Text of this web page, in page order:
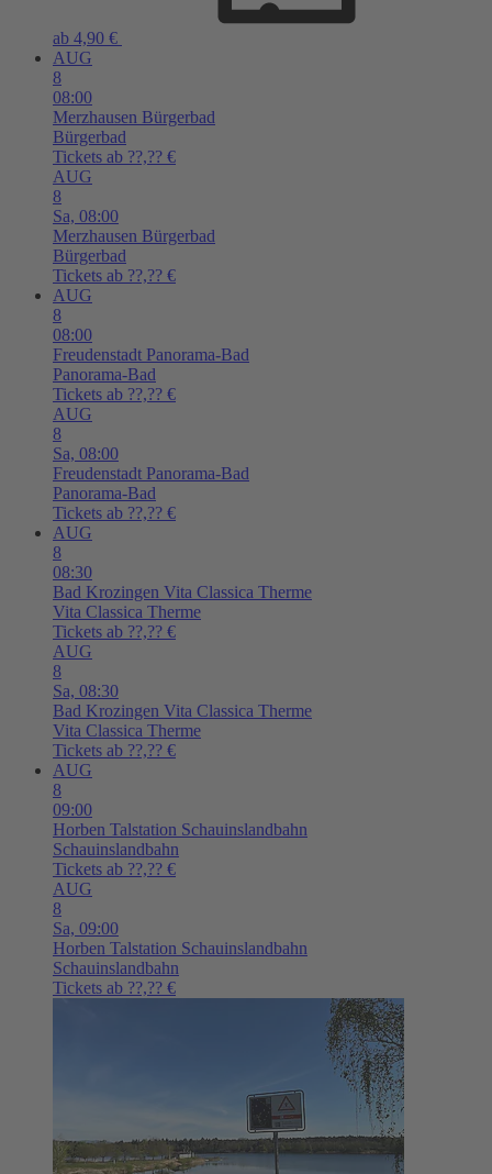
ab 4,90 €
AUG
8
08:00
Merzhausen Bürgerbad
Bürgerbad
Tickets ab ??,?? €
AUG
8
Sa, 08:00
Merzhausen Bürgerbad
Bürgerbad
Tickets ab ??,?? €
AUG
8
08:00
Freudenstadt Panorama-Bad
Panorama-Bad
Tickets ab ??,?? €
AUG
8
Sa, 08:00
Freudenstadt Panorama-Bad
Panorama-Bad
Tickets ab ??,?? €
AUG
8
08:30
Bad Krozingen Vita Classica Therme
Vita Classica Therme
Tickets ab ??,?? €
AUG
8
Sa, 08:30
Bad Krozingen Vita Classica Therme
Vita Classica Therme
Tickets ab ??,?? €
AUG
8
09:00
Horben Talstation Schauinslandbahn
Schauinslandbahn
Tickets ab ??,?? €
AUG
8
Sa, 09:00
Horben Talstation Schauinslandbahn
Schauinslandbahn
Tickets ab ??,?? €